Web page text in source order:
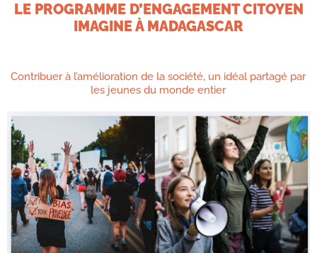
LE PROGRAMME D’ENGAGEMENT CITOYEN
IMAGINE À MADAGASCAR
Contribuer à l’amélioration de la société, un idéal partagé par
les jeunes du monde entier